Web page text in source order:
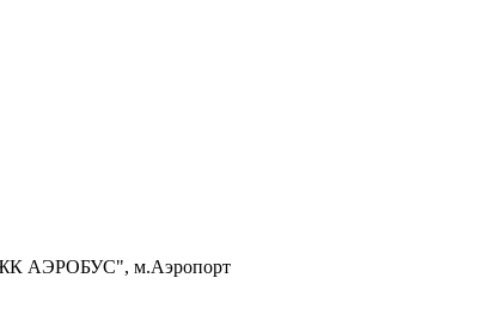
"ЖК АЭРОБУС", м.Аэропорт